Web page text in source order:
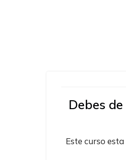
Debes
Este curso